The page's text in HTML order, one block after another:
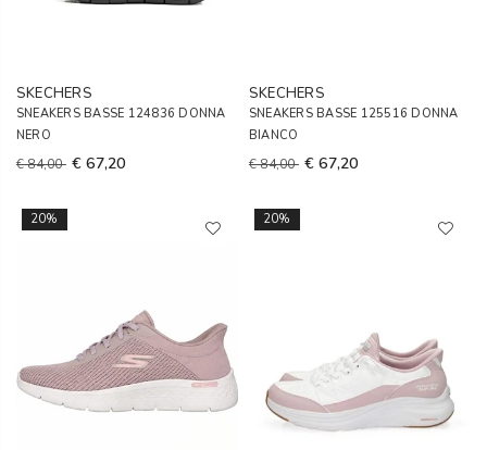
SKECHERS
SNEAKERS BASSE 124836 DONNA
NERO
€ 84,00 € 67,20
SKECHERS
SNEAKERS BASSE 125516 DONNA
BIANCO
€ 84,00 € 67,20
20% 20%